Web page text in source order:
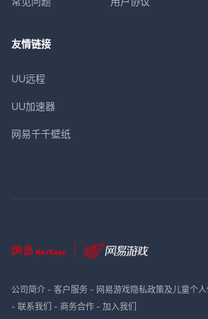
友情链接
UU远程
UU加速器
网易千千壁纸
公司简介- 客户服务- 网易游戏隐私政策及儿童个
- 联系我们 - 商务合作- 加入我们